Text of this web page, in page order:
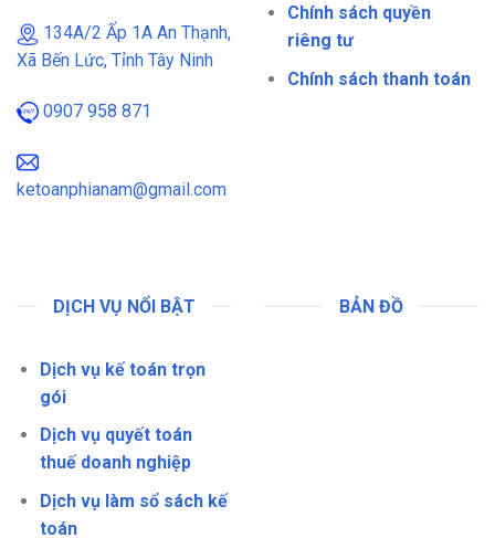
134A/2 Ấp 1A An Thạnh,
Xã Bến Lức, Tỉnh Tây Ninh
0907 958 871
ketoanphianam@gmail.com
Chính sách quyền
riêng tư
Chính sách thanh toán
DỊCH VỤ NỔI BẬT
Dịch vụ kế toán trọn
gói
Dịch vụ quyết toán
thuế doanh nghiệp
Dịch vụ làm sổ sách kế
toán
BẢN ĐỒ